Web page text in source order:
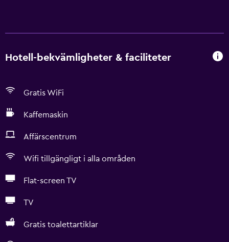
Hotell-bekvämligheter & faciliteter
Gratis WiFi
Kaffemaskin
Affärscentrum
Wifi tillgängligt i alla områden
Flat-screen TV
TV
Gratis toalettartiklar